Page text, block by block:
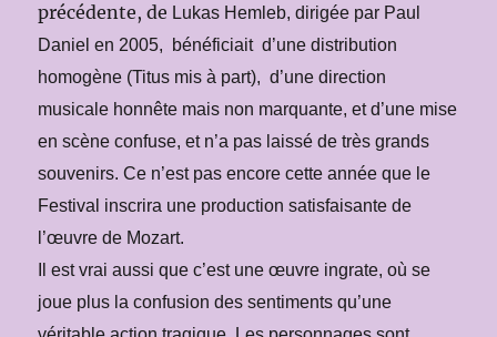
précédente, de Lukas Hemleb, dirigée par Paul
Daniel en 2005, bénéficiait d’une distribution
homogène (Titus mis à part), d’une direction
musicale honnête mais non marquante,et d’une mise
en scène confuse, et n’a pas laissé de très grands
souvenirs. Ce n’est pas encore cette année que le
Festival inscrira une production satisfaisante de
l’œuvre de Mozart.
Il est vrai aussi que c’est une œuvre ingrate, où se
joue plus la confusion des sentiments qu’une